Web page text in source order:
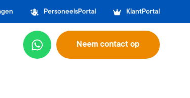
PersoneelsPortal KlantPortal
Neem contact op